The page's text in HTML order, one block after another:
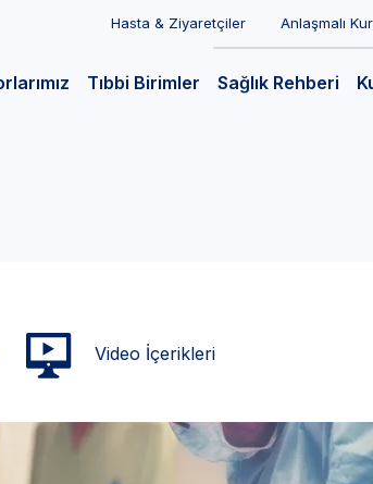
Hasta & Ziyaretçiler Anlaşmalı
Tıbbi Birimler Sağlık Rehberi
Video İçerikleri